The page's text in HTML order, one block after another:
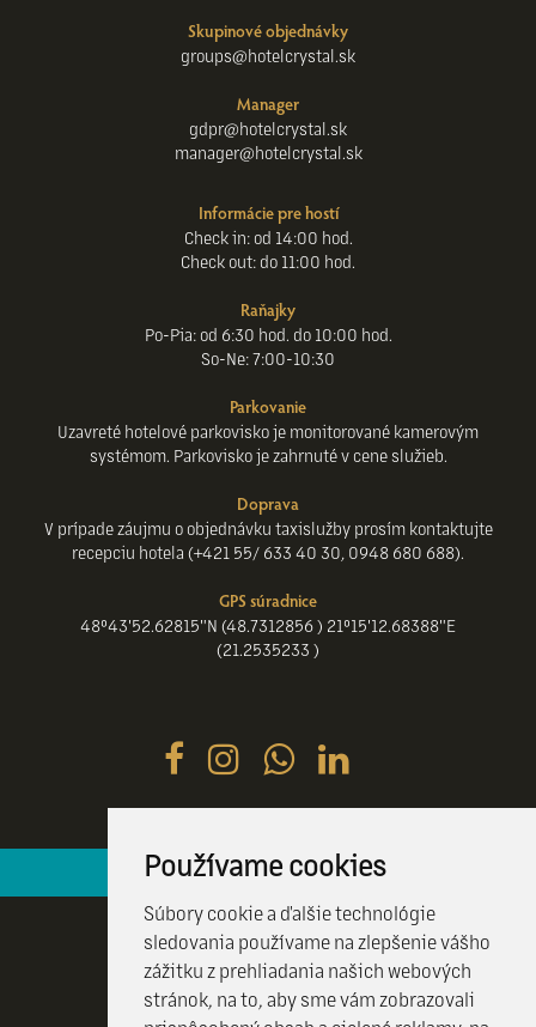
Používame cookies
Súbory cookie a ďalšie technológie
sledovania používame na zlepšenie vášho
zážitku z prehliadania našich webových
stránok, na to, aby sme vám zobrazovali
Skupinové objednávky
groups@hotelcrystal.sk
Manager
gdpr@hotelcrystal.sk
manager@hotelcrystal.sk
Informácie pre hostí
Check in: od 14:00 hod.
Check out: do 11:00 hod.
Raňajky
Po-Pia: od 6:30 hod. do 10:00 hod.
So-Ne: 7:00-10:30
Parkovanie
Uzavreté hotelové parkovisko je monitorované kamerovým
systémom. Parkovisko je zahrnuté v cene služieb.
Doprava
V prípade záujmu o objednávku taxislužby prosím kontaktujte
recepciu hotela (+421 55/ 633 40 30, 0948 680 688).
GPS súradnice
48°43'52.62815"N (48.7312856 ) 21°15'12.68388"E
(21.2535233 )
Hotelová recepcia je k vašim službám 24 / 7